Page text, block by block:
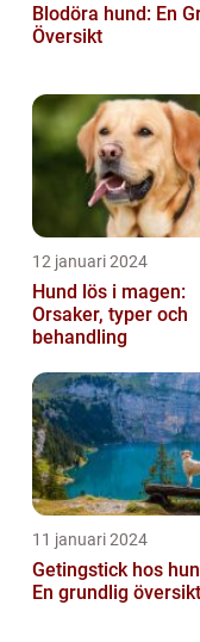
Blodöra hund: En
Översikt
12 januari 2024
Hund lös i magen:
Orsaker, typer och
behandling
11 januari 2024
Getingstick hos
En grundlig översikt